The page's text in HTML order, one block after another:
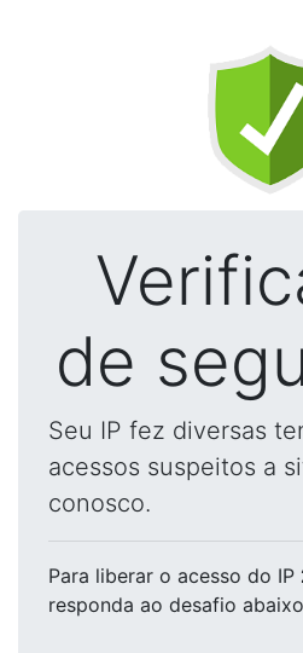
de
Seu IP fez diversas
acessos suspeitos a
conosco.
Para liberar o acesso do IP
responda ao desafio